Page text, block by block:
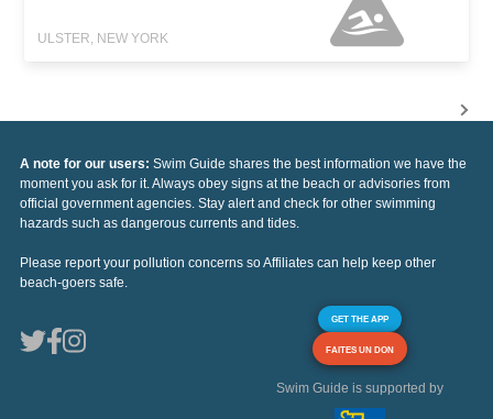
ULSTER, NEW YORK
A note for our users: Swim Guide shares the best information we have the
moment you ask for it. Always obey signs at the beach or advisories from
official government agencies. Stay alert and check for other swimming
hazards such as dangerous currents and tides.
Please report your pollution concerns so Affiliates can help keep other
beach-goers safe.
GET THE APP
FAITES UN DON
Swim Guide is supported by